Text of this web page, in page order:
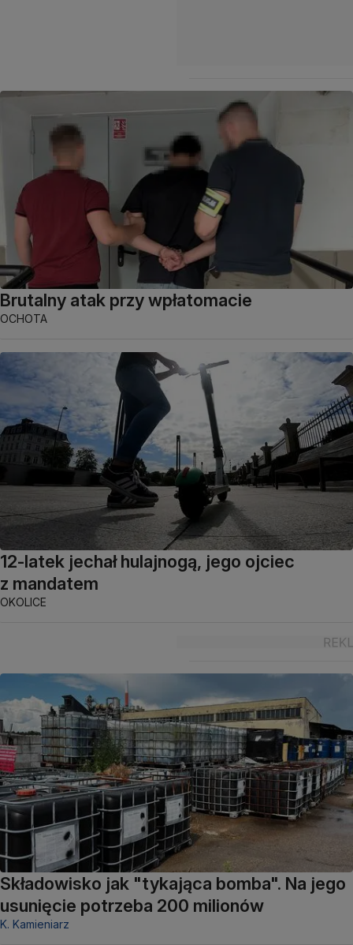
Brutalny atak przy wpłatomacie
OCHOTA
12-latek jechał hulajnogą, jego ojciec
z mandatem
OKOLICE
Składowisko jak "tykająca bomba". Na jego
usunięcie potrzeba 200 milionów
K. Kamieniarz